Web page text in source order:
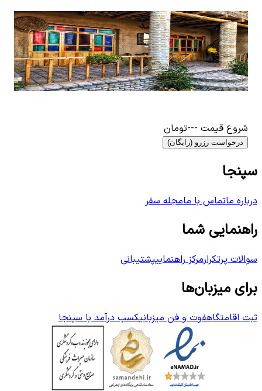
View details for بومگردی در روستا غرقاب گلپایگان - پاهیر
بومگردی در روستا غرقاب گلپایگان - پاهیر
0 اتاق خواب7 نفر
۲٬۷۰۰٬۰۰۰تومان
شروع قیمت ---تومان
درخواست رزرو (رایگان)
سپنجا
درباره ماتماس با مامجله سفر
راهنمایی شما
سوالات پرتکرارمرکز راهنماییپشتیبانی
برای میزبان‌ها
ثبت اقامتگاهفوت و فن میزبانیکسب درآمد با سپنجا